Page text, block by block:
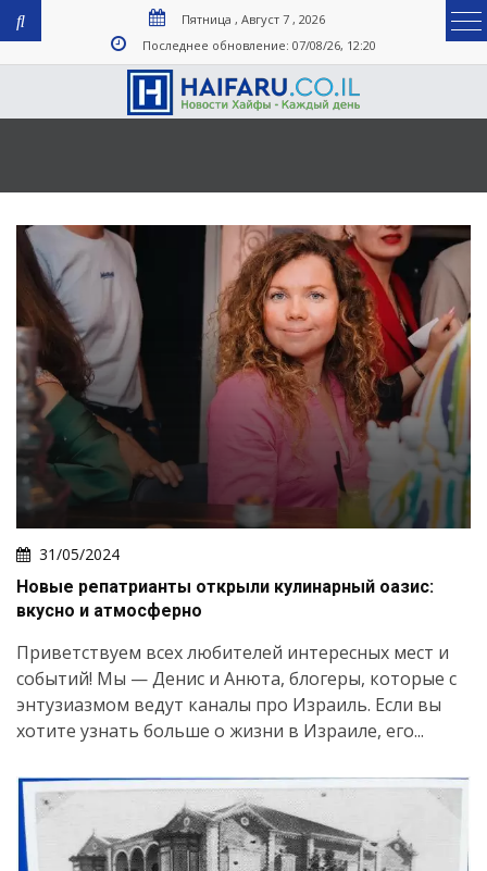
Пятница , Август 7 , 2026
Последнее обновление: 07/08/26, 12:20
31/05/2024
Новые репатрианты открыли кулинарный оазис:
вкусно и атмосферно
Приветствуем всех любителей интересных мест и
событий! Мы — Денис и Анюта, блогеры, которые с
энтузиазмом ведут каналы про Израиль. Если вы
хотите узнать больше о жизни в Израиле, его...